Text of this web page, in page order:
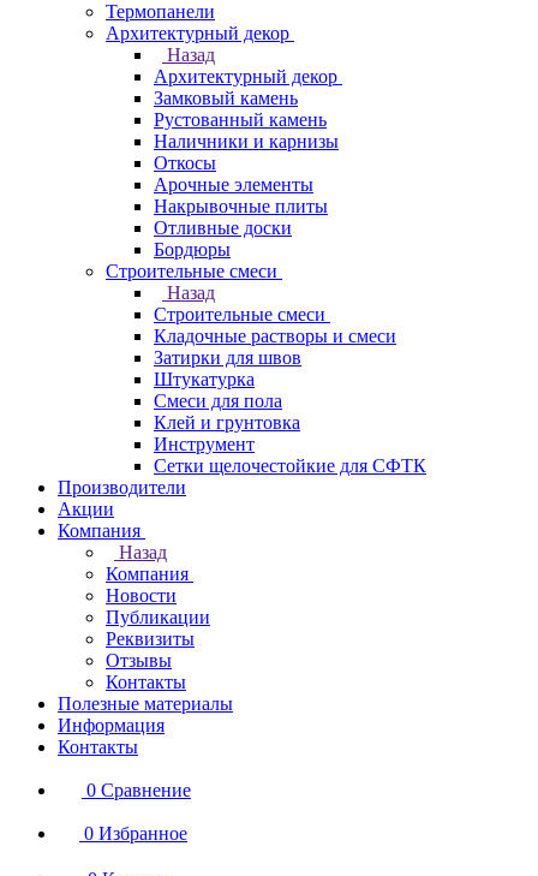
Термопанели
Архитектурный декор
Назад
Архитектурный декор
Замковый камень
Рустованный камень
Наличники и карнизы
Откосы
Арочные элементы
Накрывочные плиты
Отливные доски
Бордюры
Строительные смеси
Назад
Строительные смеси
Кладочные растворы и смеси
Затирки для швов
Штукатурка
Смеси для пола
Клей и грунтовка
Инструмент
Сетки щелочестойкие для СФТК
Производители
Акции
Компания
Назад
Компания
Новости
Публикации
Реквизиты
Отзывы
Контакты
Полезные материалы
Информация
Контакты
0 Сравнение
0 Избранное